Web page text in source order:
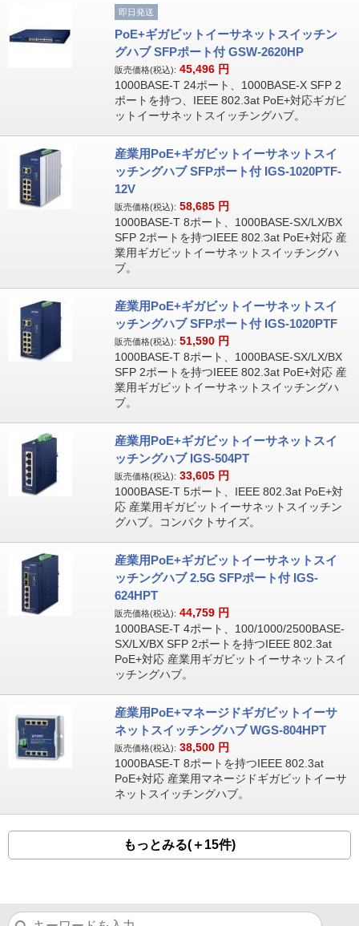
即日発送
PoE+ギガビットイーサネットスイッチン
グハブ SFPポート付 GSW-2620HP
販売価格(税込): 45,496 円
1000BASE-T 24ポート、1000BASE-X SFP 2
ポートを持つ、IEEE 802.3at PoE+対応ギガビ
ットイーサネットスイッチングハブ。
産業用PoE+ギガビットイーサネットスイ
ッチングハブ SFPポート付 IGS-1020PTF-
12V
販売価格(税込): 58,685 円
1000BASE-T 8ポート、1000BASE-SX/LX/BX
SFP 2ポートを持つIEEE 802.3at PoE+対応 産
業用ギガビットイーサネットスイッチングハ
ブ。
産業用PoE+ギガビットイーサネットスイ
ッチングハブ SFPポート付 IGS-1020PTF
販売価格(税込): 51,590 円
1000BASE-T 8ポート、1000BASE-SX/LX/BX
SFP 2ポートを持つIEEE 802.3at PoE+対応 産
業用ギガビットイーサネットスイッチングハ
ブ。
産業用PoE+ギガビットイーサネットスイ
ッチングハブ IGS-504PT
販売価格(税込): 33,605 円
1000BASE-T 5ポート、IEEE 802.3at PoE+対
応 産業用ギガビットイーサネットスイッチン
グハブ。コンパクトサイズ。
産業用PoE+ギガビットイーサネットスイ
ッチングハブ 2.5G SFPポート付 IGS-
624HPT
販売価格(税込): 44,759 円
1000BASE-T 4ポート、100/1000/2500BASE-
SX/LX/BX SFP 2ポートを持つIEEE 802.3at
PoE+対応 産業用ギガビットイーサネットスイ
ッチングハブ。
産業用PoE+マネージドギガビットイーサ
ネットスイッチングハブ WGS-804HPT
販売価格(税込): 38,500 円
1000BASE-T 8ポートを持つIEEE 802.3at
PoE+対応 産業用マネージドギガビットイーサ
ネットスイッチングハブ。
もっとみる(＋15件)